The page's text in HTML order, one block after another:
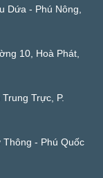
Dứa - Phú Nông,
10, Hoà Phát,
Trực, P.
Thông - Phú Quốc